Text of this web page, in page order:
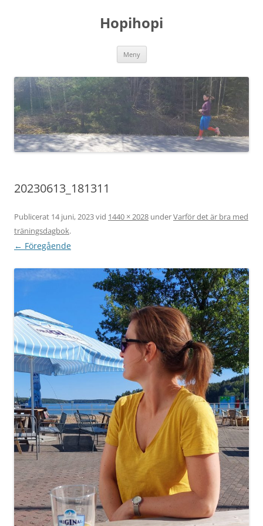
Hopihopi
Meny
20230613_181311
Publicerat 14 juni, 2023vid 1440 × 2028 underVarför det är bra med
träningsdagbok.
← Föregående